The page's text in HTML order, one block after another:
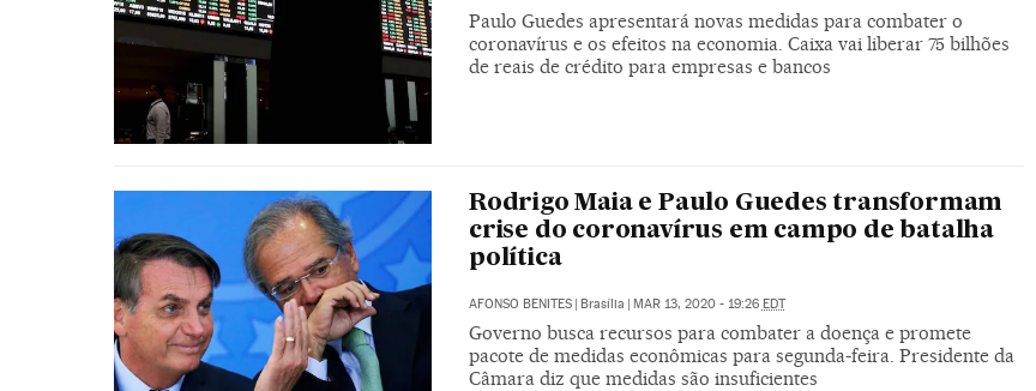
Paulo Guedes apresentará novas medidas para combater o
coronavírus e os efeitos na economia. Caixa vai liberar 75 bilhões
de reais de crédito para empresas e bancos
Rodrigo Maia e Paulo Guedes transformam
crise do coronavírus em campo de batalha
política
AFONSO BENITES | Brasília | MAR 13, 2020 - 19:26 EDT
Governo busca recursos para combater a doença e promete
pacote de medidas econômicas para segunda-feira. Presidente da
Câmara diz que medidas são insuficientes